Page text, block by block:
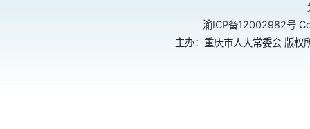
渝ICP备12002982号
主办：重庆市人大常委会 版